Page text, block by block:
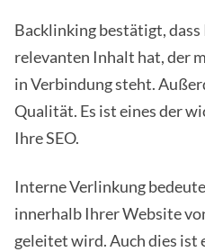
Backlinking bestätigt,
relevanten Inhalt hat, der
in Verbindung steht.
Qualität. Es ist eines der
Ihre SEO.
Interne Verlinkung
innerhalb Ihrer Website
geleitet wird. Auch dies ist